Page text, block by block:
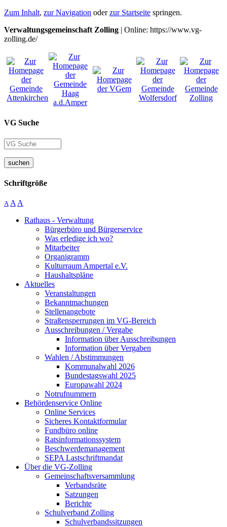
Zum Inhalt, zur Navigation oderzur Startseite springen.
Verwaltungsgemeinschaft Zolling | Online: https://www.vg-
zolling.de/
VG Suche
suchen
Schriftgröße
A A A
Rathaus - Verwaltung
Bürgerbüro und Bürgerservice
Was erledige ich wo?
Mitarbeiter
Organigramm
Kulturraum Ampertal e.V.
Haushaltspläne
Aktuelles
Veranstaltungen
Bekanntmachungen
Stellenangebote
Straßensperrungen im VG-Bereich
Ausschreibungen / Vergabe
Information über Ausschreibungen
Information über Vergaben
Wahlen / Abstimmungen
Kommunalwahl 2026
Bundestagswahl 2025
Europawahl 2024
Notrufnummern
Behördenservice Online
Online Services
Sicheres Kontaktformular
Fundbüro online
Ratsinformationssystem
Beschwerdemanagement
SEPA Lastschriftmandat
Über die VG-Zolling
Gemeinschaftsversammlung
Verbandsräte
Satzungen
Berichte
Schulverband Zolling
Schulverbandssitzungen